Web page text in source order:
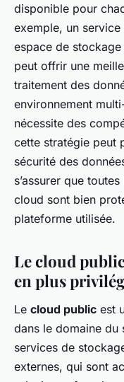
disponible pour
exemple, un
espace de
peut offrir une
traitement des
environnement
nécessite des
cette stratégie peut
sécurité des
s’assurer que
cloud sont bien
plateforme utilisée.
Le cloud
en plus
Le cloud public est
dans le domaine du
services de
externes, qui sont